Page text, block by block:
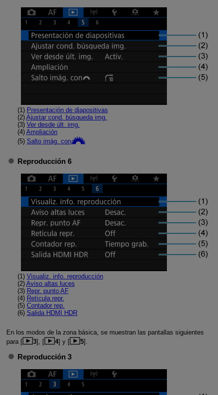
(1) Presentación de diapositivas
(2) Ajustar cond. búsqueda img.
(3) Ver desde últ. img.
(4) Ampliación
(5) Salto imág. con
Reproducción 6
(1) Visualiz. info. reproducción
(2) Aviso altas luces
(3) Repr. punto AF
(4) Retícula repr.
(5) Contador rep.
(6) Salida HDMI HDR
En los modos de la zona básica, se muestran las pantallas siguientes
para [
3], [ 4] y [ 5].
Reproducción 3